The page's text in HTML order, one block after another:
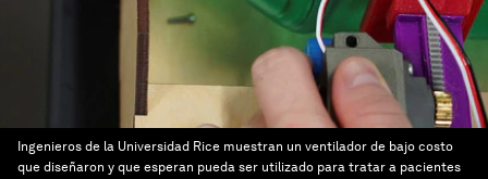
Ingenieros de la Universidad Rice muestran un ventilador de bajo costo
que diseñaron y que esperan pueda ser utilizado para tratar a pacientes